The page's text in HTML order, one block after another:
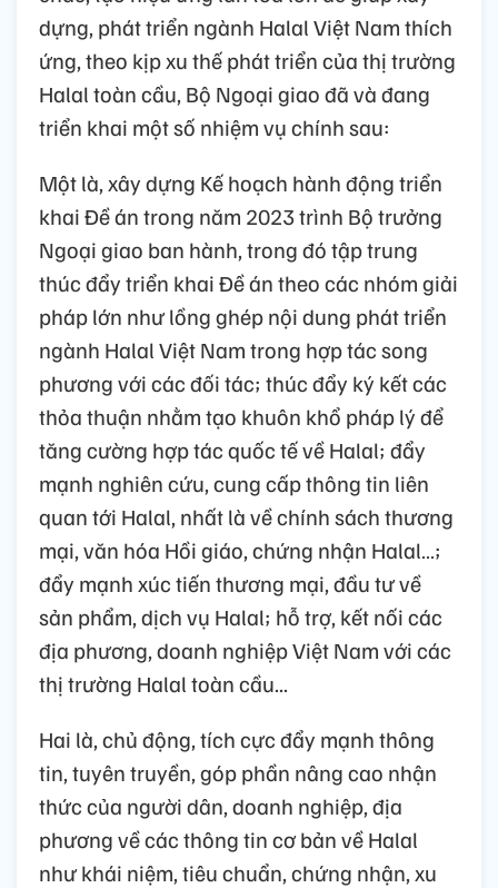
dựng, phát triển ngành Halal Việt Nam thích
ứng, theo kịp xu thế phát triển của thị trường
Halal toàn cầu, Bộ Ngoại giao đã và đang
triển khai một số nhiệm vụ chính sau:
Một là, xây dựng Kế hoạch hành động triển
khai Đề án trong năm 2023 trình Bộ trưởng
Ngoại giao ban hành, trong đó tập trung
thúc đẩy triển khai Đề án theo các nhóm giải
pháp lớn như lồng ghép nội dung phát triển
ngành Halal Việt Nam trong hợp tác song
phương với các đối tác; thúc đẩy ký kết các
thỏa thuận nhằm tạo khuôn khổ pháp lý để
tăng cường hợp tác quốc tế về Halal; đẩy
mạnh nghiên cứu, cung cấp thông tin liên
quan tới Halal, nhất là về chính sách thương
mại, văn hóa Hồi giáo, chứng nhận Halal…;
đẩy mạnh xúc tiến thương mại, đầu tư về
sản phẩm, dịch vụ Halal; hỗ trợ, kết nối các
địa phương, doanh nghiệp Việt Nam với các
thị trường Halal toàn cầu...
Hai là, chủ động, tích cực đẩy mạnh thông
tin, tuyên truyền, góp phần nâng cao nhận
thức của người dân, doanh nghiệp, địa
phương về các thông tin cơ bản về Halal
như khái niệm, tiêu chuẩn, chứng nhận, xu